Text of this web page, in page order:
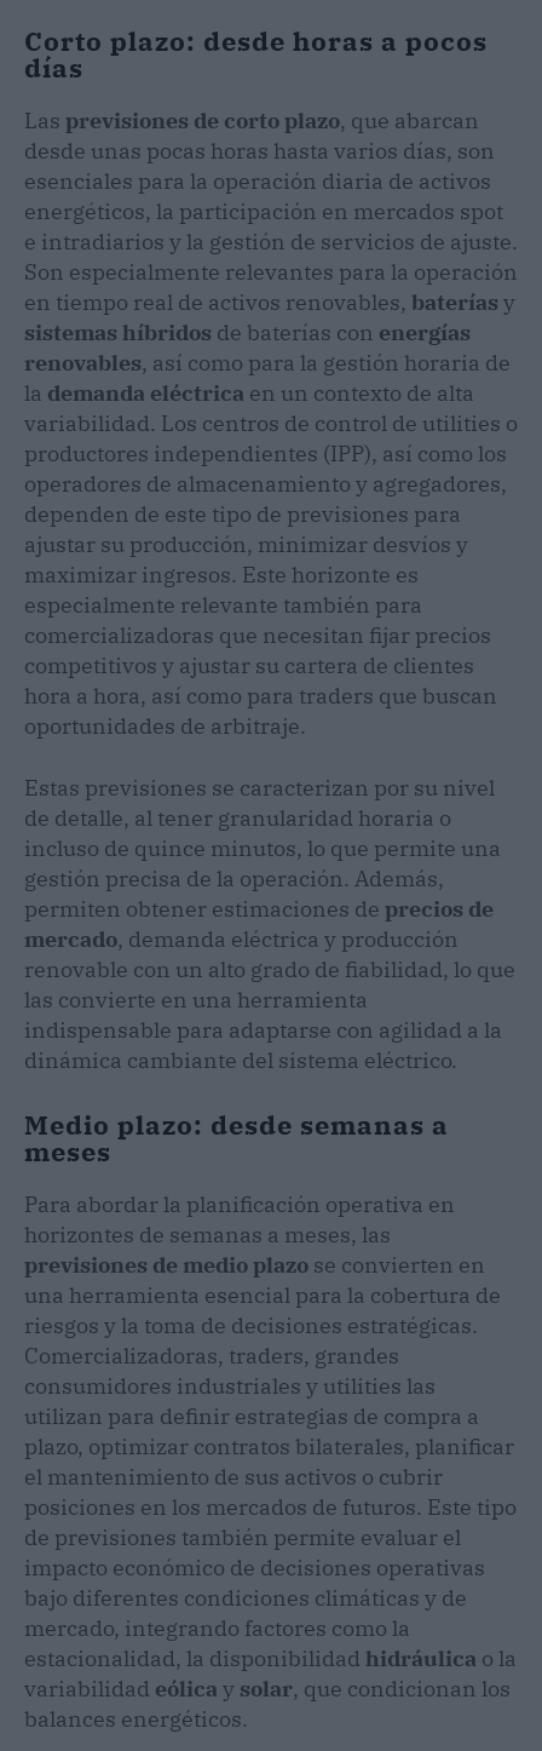
Corto plazo: desde horas a pocos
días
Las previsiones de corto plazo, que abarcan
desde unas pocas horas hasta varios días, son
esenciales para la operación diaria de activos
energéticos, la participación en mercados spot
e intradiarios y la gestión de servicios de ajuste.
Son especialmente relevantes para la operación
en tiempo real de activos renovables, baterías y
sistemas híbridos de baterías con energías
renovables, así como para la gestión horaria de
la demanda eléctrica en un contexto de alta
variabilidad. Los centros de control de utilities o
productores independientes (IPP), así como los
operadores de almacenamiento y agregadores,
dependen de este tipo de previsiones para
ajustar su producción, minimizar desvíos y
maximizar ingresos. Este horizonte es
especialmente relevante también para
comercializadoras que necesitan fijar precios
competitivos y ajustar su cartera de clientes
hora a hora, así como para traders que buscan
oportunidades de arbitraje.
Estas previsiones se caracterizan por su nivel
de detalle, al tener granularidad horaria o
incluso de quince minutos, lo que permite una
gestión precisa de la operación. Además,
permiten obtener estimaciones de precios de
mercado, demanda eléctrica y producción
renovable con un alto grado de fiabilidad, lo que
las convierte en una herramienta
indispensable para adaptarse con agilidad a la
dinámica cambiante del sistema eléctrico.
Medio plazo: desde semanas a
meses
Para abordar la planificación operativa en
horizontes de semanas a meses, las
previsiones de medio plazo se convierten en
una herramienta esencial para la cobertura de
riesgos y la toma de decisiones estratégicas.
Comercializadoras, traders, grandes
consumidores industriales y utilities las
utilizan para definir estrategias de compra a
plazo, optimizar contratos bilaterales, planificar
el mantenimiento de sus activos o cubrir
posiciones en los mercados de futuros. Este tipo
de previsiones también permite evaluar el
impacto económico de decisiones operativas
bajo diferentes condiciones climáticas y de
mercado, integrando factores como la
estacionalidad, la disponibilidad hidráulica o la
variabilidad eólica y solar, que condicionan los
balances energéticos.